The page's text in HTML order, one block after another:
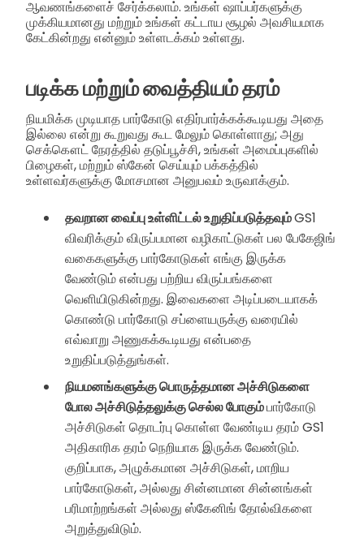
ஆவணங்களைச் சேர்க்கலாம். உங்கள் ஷாப்பர்களுக்கு
முக்கியமானது மற்றும் உங்கள் கட்டாய சூழல் அவசியமாக
கேட்கின்றது என்னும் உள்ளடக்கம் உள்ளது.
படிக்க மற்றும் வைத்தியம் தரம்
நியமிக்க முடியாத பார்கோடு எதிர்பார்க்கக்கூடியது அதை
இல்லை என்று கூறுவது கூட மேலும் கொள்ளாது; அது
செக்கௌட் நேரத்தில் தடுப்பூச்சி, உங்கள் அமைப்புகளில்
பிழைகள், மற்றும் ஸ்கேன் செய்யும் பக்கத்தில்
உள்ளவர்களுக்கு மோசமான அனுபவம் உருவாக்கும்.
தவறான வைப்பு உள்ளிட்டல் உறுதிப்படுத்தவும்GS1
விவரிக்கும் விருப்பமான வழிகாட்டுகள் பல பேகேஜிங்
வகைகளுக்கு பார்கோடுகள் எங்கு இருக்க
வேண்டும் என்பது பற்றிய விருப்பங்களை
வெளியிடுகின்றது. இவைகளை அடிப்படையாகக்
கொண்டு பார்கோடு சப்ளையருக்கு வரையில்
எவ்வாறு அணுகக்கூடியது என்பதை
உறுதிப்படுத்துங்கள்.
நியமனங்களுக்கு பொருத்தமான அச்சிடுகளை
போல அச்சிடுத்தலுக்கு செல்ல போகும்பார்கோடு
அச்சிடுகள் தொடர்பு கொள்ள வேண்டிய தரம் GS1
அதிகாரிக தரம் நெறியாக இருக்க வேண்டும்.
குறிப்பாக, அழுக்கமான அச்சிடுகள், மாறிய
பார்கோடுகள், அல்லது சின்னமான சின்னங்கள்
பரிமாற்றங்கள் அல்லது ஸ்கேனிங் தோல்விகளை
அறுத்துவிடும்.